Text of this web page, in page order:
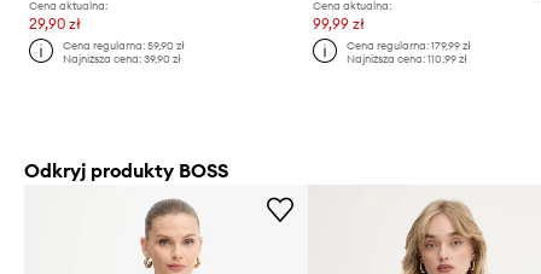
Cena aktualna:
29,90 zł
Cena regularna:59,90 zł
Najniższa cena:39,90 zł
Cena aktualna:
99,99 zł
Cena regularna: 179,99 zł
Najniższa cena: 110,99 zł
Odkryj produkty BOSS